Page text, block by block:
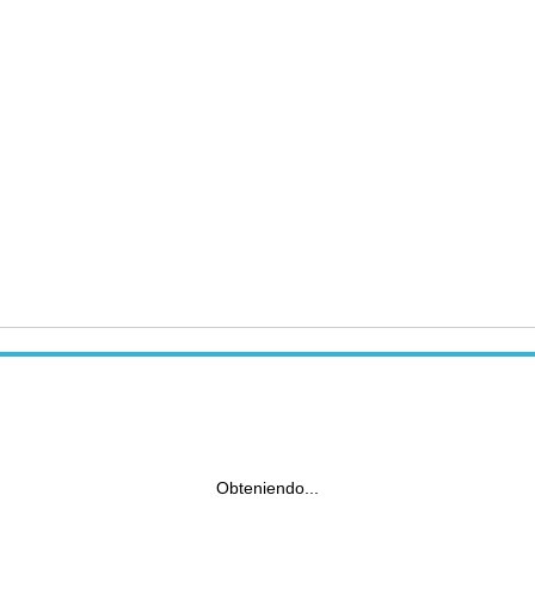
Obteniendo...